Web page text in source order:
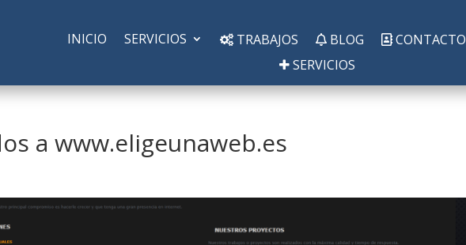
INICIO SERVICIOS TRABAJOS BLOG CONTACTO
SERVICIOS
a www.eligeunaweb.es